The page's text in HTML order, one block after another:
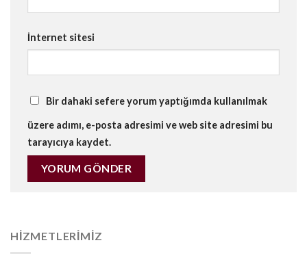
İnternet sitesi
Bir dahaki sefere yorum yaptığımda kullanılmak
üzere adımı, e-posta adresimi ve web site adresimi bu
tarayıcıya kaydet.
HIZMETLERIMIZ